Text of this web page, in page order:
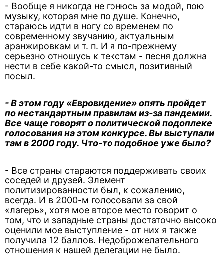
- Вообще я никогда не гонюсь за модой, пою
музыку, которая мне по душе. Конечно,
стараюсь идти в ногу со временем по
современному звучанию, актуальным
аранжировкам и т. п. И я по-прежнему
серьезно отношусь к текстам - песня должна
нести в себе какой-то смысл, позитивный
посыл.
- В этом году «Евровидение» опять пройдет
по нестандартным правилам из-за пандемии.
Все чаще говорят о политической подоплеке
голосования на этом конкурсе. Вы выступали
там в 2000 году. Что-то подобное уже было?
- Все страны стараются поддерживать своих
соседей и друзей. Элемент
политизированности был, к сожалению,
всегда. И в 2000-м голосовали за свой
«лагерь», хотя мое второе место говорит о
том, что и западные страны достаточно высоко
оценили мое выступление - от них я также
получила 12 баллов. Недоброжелательного
отношения к нашей делегации не было.